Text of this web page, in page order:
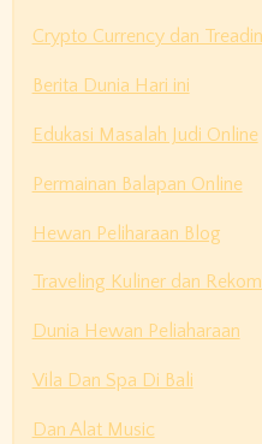
Crypto Currency dan
Berita Dunia Hari ini
Edukasi Masalah Judi Online
Permainan Balapan Online
Hewan Peliharaan Blog
Traveling Kuliner dan
Dunia Hewan Peliaharaan
Vila Dan Spa Di Bali
Dan Alat Music